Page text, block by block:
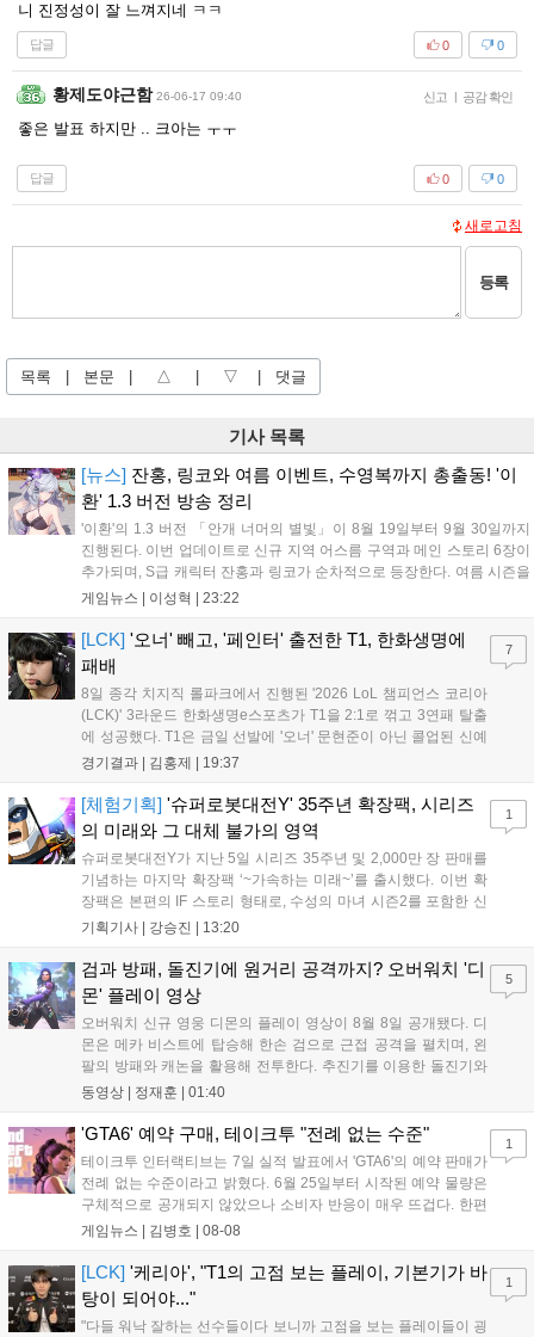
니 진정성이 잘 느껴지네 ㅋㅋ
답글 0
0
황제도야근함 26-06-17 09:40 신고 | 공감 확인
좋은 발표 하지만 .. 크아는 ㅜㅜ
답글 0
0
새로고침
등록
목록 본문 △ ▽ 댓글
기사 목록
[뉴스] 잔홍, 링코와 여름 이벤트, 수영복까지 총출동! '이
환' 1.3 버전 방송 정리
'이환'의 1.3 버전 「안개 너머의 별빛」이 8월 19일부터 9월 30일까지
진행된다. 이번 업데이트로 신규 지역 어스름 구역과 메인 스토리 6장이
추가되며, S급 캐릭터 잔홍과 링코가 순차적으로 등장한다. 여름 시즌을
맞아 비치발리볼, 수상 오토바이 등 다채로운 이벤트가 열리고, 캐릭터
가능한 교환 코드 3종이 제공되며, 상세 일정은 공식 채널을 통해 확인할
수 있다....
게임뉴스 | 이성혁 23:22
[LCK] '오너' 빼고, '페인터' 출전한 T1, 한화생명에
패배
8일 종각 치지직 롤파크에서 진행된 '2026 LoL 챔피언스 코리아
(LCK)' 3라운드 한화생명e스포츠가 T1을 2:1로 꺾고 3연패 탈출
에 성공했다. T1은 금일 선발에 '오너' 문현준이 아닌 콜업된 신예
'페인터' 김은후를 투입했지만, 결국 1:2로 패배하고 말았다. T1은
을 빼냈다....
경기결과 | 김홍제 19:37
7
[체험기획] '슈퍼로봇대전Y' 35주년 확장팩, 시리즈
의 미래와 그 대체 불가의 영역
슈퍼로봇대전Y가 지난 5일 시리즈 35주년 및 2,000만 장 판매를
기념하는 마지막 확장팩 ‘~가속하는 미래~’를 출시했다. 이번 확
장팩은 본편의 IF 스토리 형태로, 수성의 마녀 시즌2를 포함한 신
규 참전작과 크로스오버 합체기를 선보이며 작품을 완결 짓는다.
하는 몰입감 있는 서사와 조합을 구현하며 시리즈의 미래를 향한
새로운 가능성을 제시했다....
기획기사 | 강승진 13:20
1
검과 방패, 돌진기에 원거리 공격까지? 오버워치 '디
몬' 플레이 영상
오버워치 신규 영웅 디몬의 플레이 영상이 8월 8일 공개됐다. 디
몬은 메카 비스트에 탑승해 한손 검으로 근접 공격을 펼치며, 왼
팔의 방패와 캐논을 활용해 전투한다. 추진기를 이용한 돌진기와
참격 형태의 궁극기를 보유했고, 메카 파괴 시 맨몸으로 기관총을
산의 영웅들 업데이트를 통해 정식 출시될 예정이다....
동영상 | 정재훈 01:40
5
'GTA6' 예약 구매, 테이크투 "전례 없는 수준"
테이크투 인터랙티브는 7일 실적 발표에서 'GTA6'의 예약 판매가
전례 없는 수준이라고 밝혔다. 6월 25일부터 시작된 예약 물량은
구체적으로 공개되지 않았으나 소비자 반응이 매우 뜨겁다. 한편
11월 19일 PS5와 Xbox 시리즈 X|S로 정식 출시될 예정이며, 록
상 'Grand Theft Auto VI: An Extended Look'을 최초 공개할 계획
이다....
게임뉴스 | 김병호 08-08
1
[LCK] '케리아', "T1의 고점 보는 플레이, 기본기가 바
탕이 되어야..."
"다들 워낙 잘하는 선수들이다 보니까 고점을 보는 플레이들이 굉
1